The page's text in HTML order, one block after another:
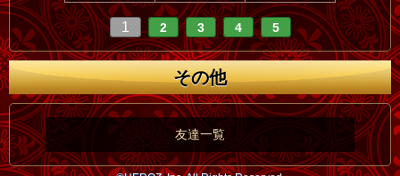
1 2 3 4 5
その他
友達一覧